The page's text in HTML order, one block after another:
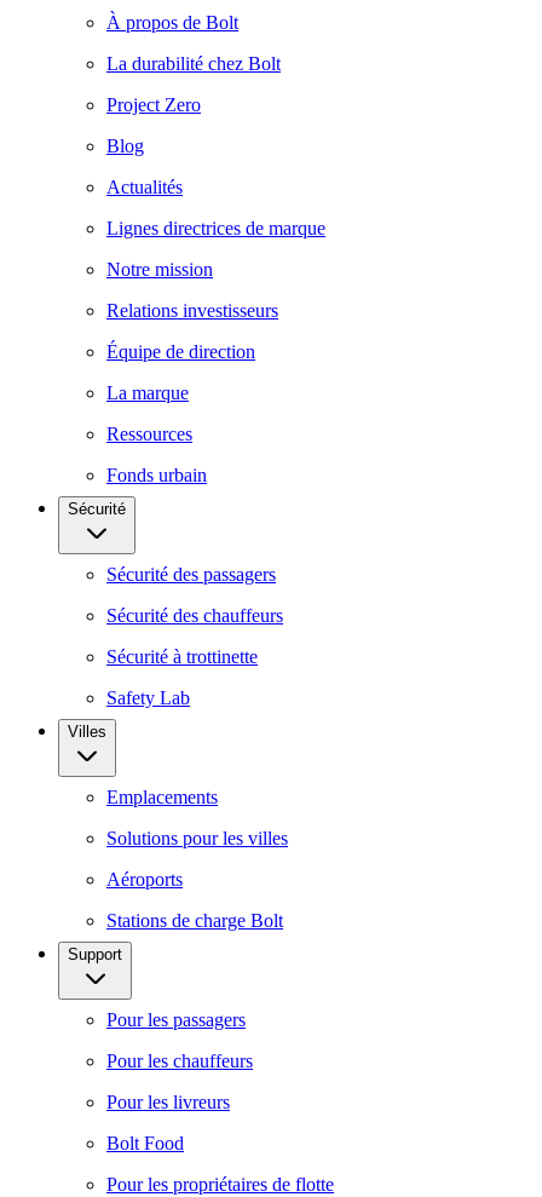
À propos de Bolt
La durabilité chez Bolt
Project Zero
Blog
Actualités
Lignes directrices de marque
Notre mission
Relations investisseurs
Équipe de direction
La marque
Ressources
Fonds urbain
Sécurité
Sécurité des passagers
Sécurité des chauffeurs
Sécurité à trottinette
Safety Lab
Villes
Emplacements
Solutions pour les villes
Aéroports
Stations de charge Bolt
Support
Pour les passagers
Pour les chauffeurs
Pour les livreurs
Bolt Food
Pour les propriétaires de flotte